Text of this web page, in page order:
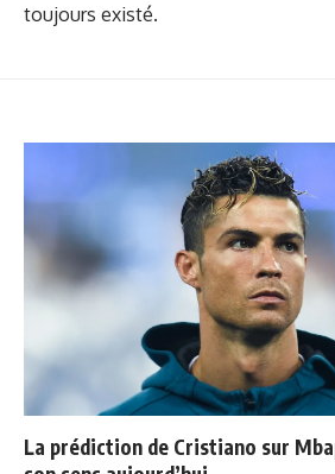
toujours existé.
La prédiction de Cristiano sur